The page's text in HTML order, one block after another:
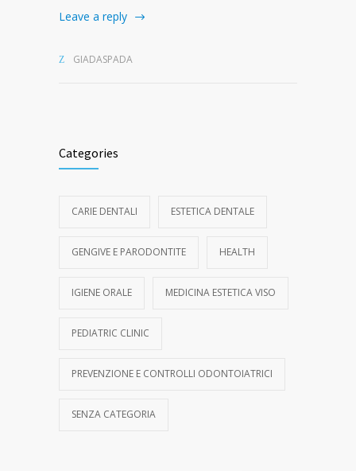
Leave a reply
GIADASPADA
Categories
CARIE DENTALI ESTETICA DENTALE
GENGIVE E PARODONTITE HEALTH
IGIENE ORALE MEDICINA ESTETICA VISO
PEDIATRIC CLINIC
PREVENZIONE E CONTROLLI ODONTOIATRICI
SENZA CATEGORIA